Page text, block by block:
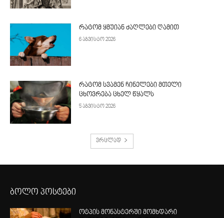
რატომ ყმუიან ძაღლები ღამით
6 აგვისტო 2026
რატომ სვამენ ჩინელები მთელი
ცხოვრება ცხელ წყალს
5 აგვისტო 2026
ვრცლად
ბოლო პოსტები
ოტპის მონასტერში მომხდარი